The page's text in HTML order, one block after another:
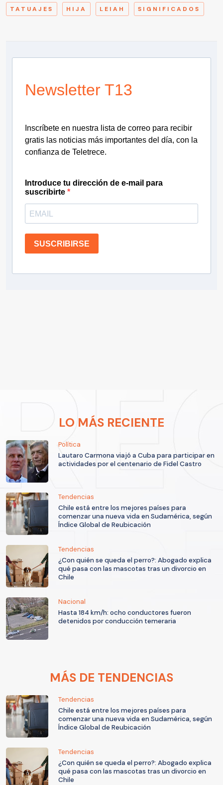
TATUAJES HIJA LEIAH SIGNIFICADOS
Newsletter T13
Inscríbete en nuestra lista de correo para recibir
gratis las noticias más importantes del día, con la
confianza de Teletrece.
Introduce tu dirección de e-mail para
suscribirte
SUSCRIBIRSE
LO MÁS RECIENTE
Política
Lautaro Carmona viajó a Cuba para participar en
actividades por el centenario de Fidel Castro
Tendencias
Chile está entre los mejores países para
comenzar una nueva vida en Sudamérica, según
Índice Global de Reubicación
Tendencias
¿Con quién se queda el perro?: Abogado explica
qué pasa con las mascotas tras un divorcio en
Chile
Nacional
Hasta 184 km/h: ocho conductores fueron
detenidos por conducción temeraria
MÁS DE TENDENCIAS
Tendencias
Chile está entre los mejores países para
comenzar una nueva vida en Sudamérica, según
Índice Global de Reubicación
Tendencias
¿Con quién se queda el perro?: Abogado explica
qué pasa con las mascotas tras un divorcio en
Chile